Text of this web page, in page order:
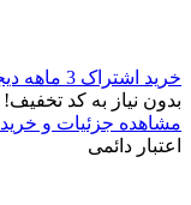
خرید اشتراک 3 ماهه دیجی پلاس با 42% تخفیف
بدون نیاز به کد تخفیف!
مشاهده جزئیات و خرید
اعتبار دائمی